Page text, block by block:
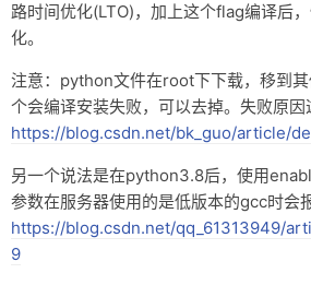
路时间优化(LTO)，加上这个flag编译后
化。
注意：python文件在root下下载，移到
个会编译安装失败，可以去掉。失败原因
https://blog.csdn.net/bk_guo/article/
另一个说法是在python3.8后，使用
参数在服务器使用的是低版本的gcc时会
https://blog.csdn.net/qq_61313949/
9